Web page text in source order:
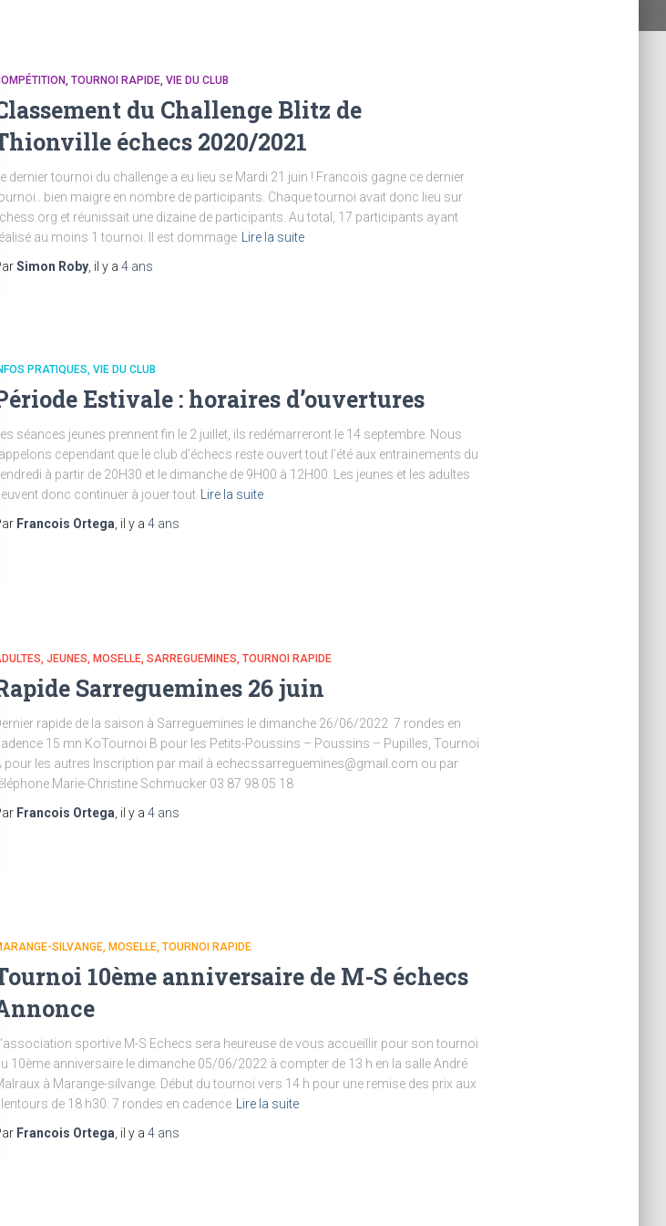
TOURNOI RAPIDE VIE DU CLUB
du Challenge Blitz de
échecs 2020/2021
Le dernier tournoi du challenge a eu lieu se Mardi 21 juin ! Francois gagne ce dernier
bien maigre en nombre de participants. Chaque tournoi avait donc lieu sur
et réunissait une dizaine de participants. Au total, 17 participants ayant
au moins 1 tournoi. Il est dommage
Lire la suite
Simon Roby, il y a 4 ans
PRATIQUES VIE DU CLUB
Estivale : horaires d’ouvertures
Les séances jeunes prennent fin le 2 juillet, ils redémarreront le 14 septembre. Nous
cependant que le club d’échecs reste ouvert tout l’été aux entrainements du
à partir de 20H30 et le dimanche de 9H00 à 12H00. Les jeunes et les adultes
donc continuer à jouer tout
Lire la suite
Francois Ortega , il y a 4 ans
JEUNES MOSELLE SARREGUEMINES TOURNOI RAPIDE
Sarreguemines 26 juin
rapide de la saison à Sarreguemines le dimanche 26/06/2022 7 rondes en
15 mn KoTournoi B pour les Petits-Poussins – Poussins – Pupilles, Tournoi
pour les autres Inscription par mail à echecssarreguemines@gmail.com ou par
Marie-Christine Schmucker 03 87 98 05 18
Francois Ortega , il y a 4 ans
SILVANGE MOSELLE TOURNOI RAPIDE
10ème anniversaire de M-S échecs
sportive M-S Echecs sera heureuse de vous accueillir pour son tournoi
10ème anniversaire le dimanche 05/06/2022 à compter de 13 h en la salle André
à Marange-silvange. Début du tournoi vers 14 h pour une remise des prix aux
de 18 h30. 7 rondes en cadence Lire la suite
Francois Ortega, il y a 4 ans